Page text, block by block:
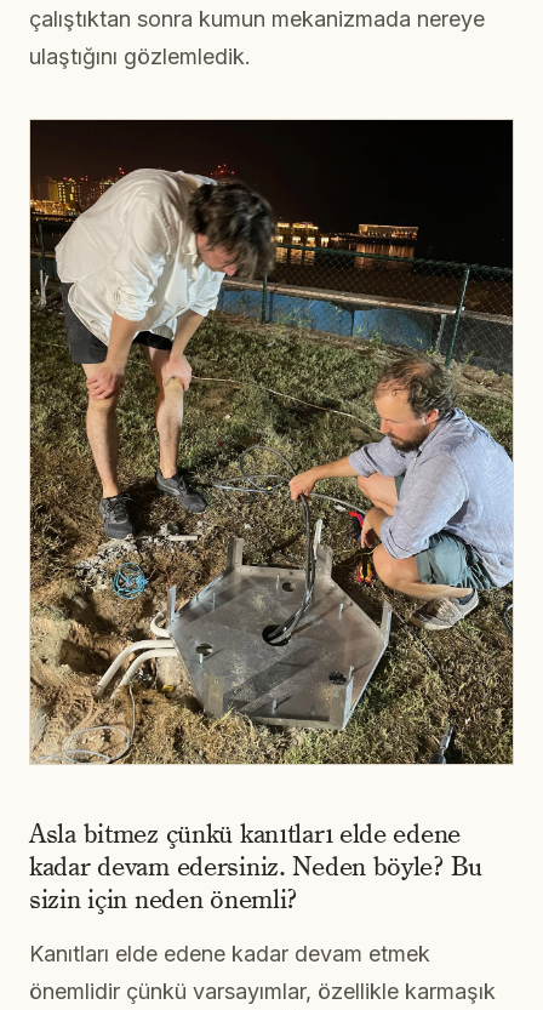
çalıştıktan sonra kumun mekanizmada nereye
ulaştığını gözlemledik.
Asla bitmez çünkü kanıtları elde edene
kadar devam edersiniz. Neden böyle? Bu
sizin için neden önemli?
Kanıtları elde edene kadar devam etmek
önemlidir çünkü varsayımlar, özellikle karmaşık